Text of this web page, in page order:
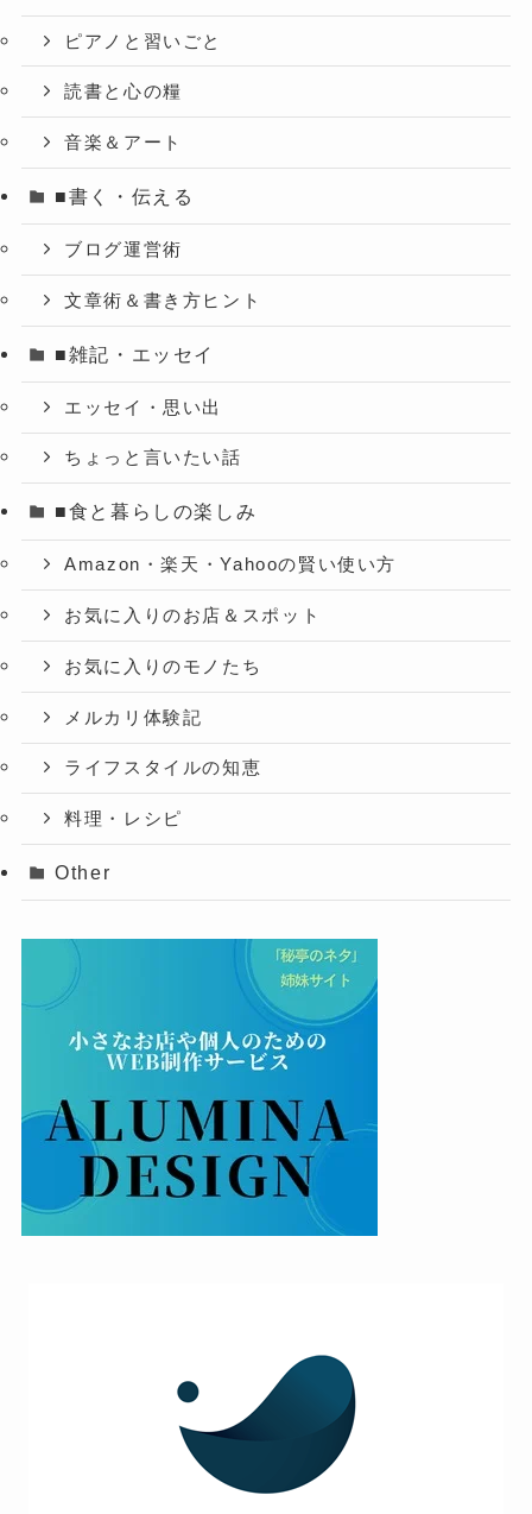
ピアノと習いごと
読書と心の糧
音楽＆アート
■書く・伝える
ブログ運営術
文章術＆書き方ヒント
■雑記・エッセイ
エッセイ・思い出
ちょっと言いたい話
■食と暮らしの楽しみ
Amazon・楽天・Yahooの賢い使い方
お気に入りのお店＆スポット
お気に入りのモノたち
メルカリ体験記
ライフスタイルの知恵
料理・レシピ
Other